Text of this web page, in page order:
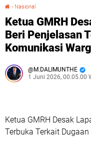
› Nasional
Ketua GMRH
Beri Penjelasan
Komunikasi
M.DALIMUNTHE
1 Juni 2026, 00.05.00
Ketua GMRH Desak
Terbuka Terkait